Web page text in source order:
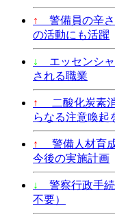
↑
警備員の辛さ
の活動にも活躍
↓
エッセンシャ
される職業
↑
二酸化炭素消
らなる注意喚起
↑
警備人材育成
今後の実施計画
↓
警察行政手続
不要）